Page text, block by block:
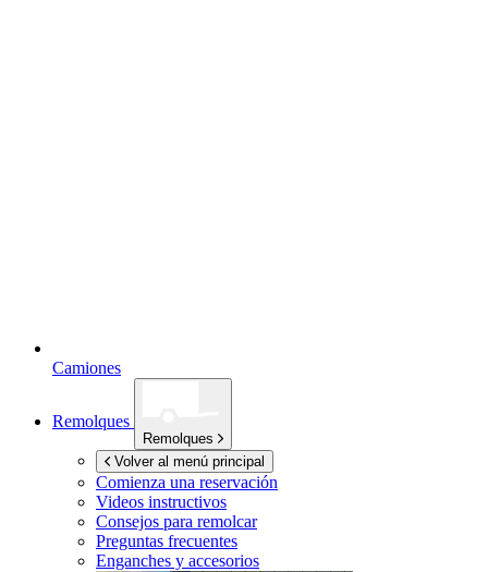
Camiones
Remolques
Remolques
Volver al menú principal
Comienza una reservación
Videos instructivos
Consejos para remolcar
Preguntas frecuentes
Enganches y accesorios